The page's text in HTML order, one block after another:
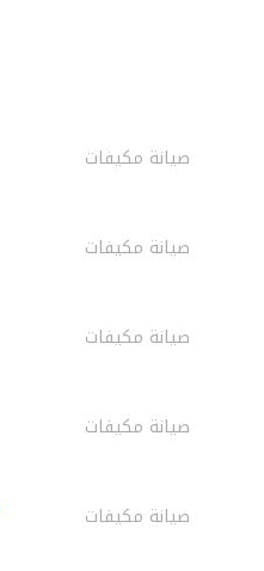
صيانة مكيفات
صيانة مكيفات
صيانة مكيفات
صيانة مكيفات
صيانة مكيفات